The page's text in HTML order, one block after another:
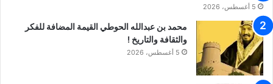
5 أغسطس، 2026
محمد بن عبدالله الحوطي القيمة المضافة للفكر
والثقافة والتاريخ !
5 أغسطس، 2026